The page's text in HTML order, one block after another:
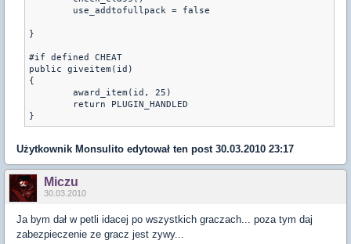
}
#if defined CHEAT
public giveitem(id)
{
Użytkownik Monsulito edytował ten post 30.03.2010 23:17
Miczu
30.03.2010
Ja bym dał w petli idacej po wszystkich graczach... poza tym daj
zabezpieczenie ze gracz jest zywy...